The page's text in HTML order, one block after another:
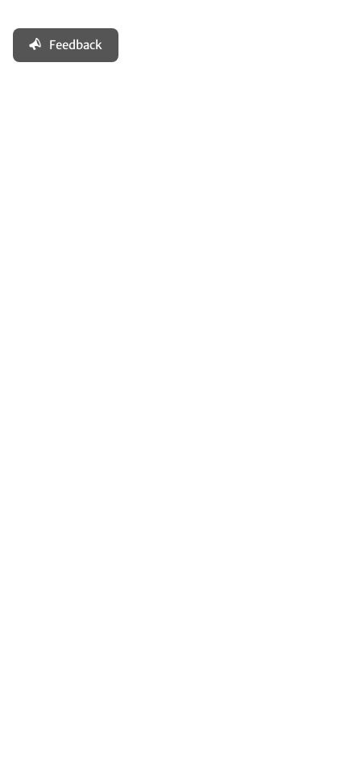
Feedback